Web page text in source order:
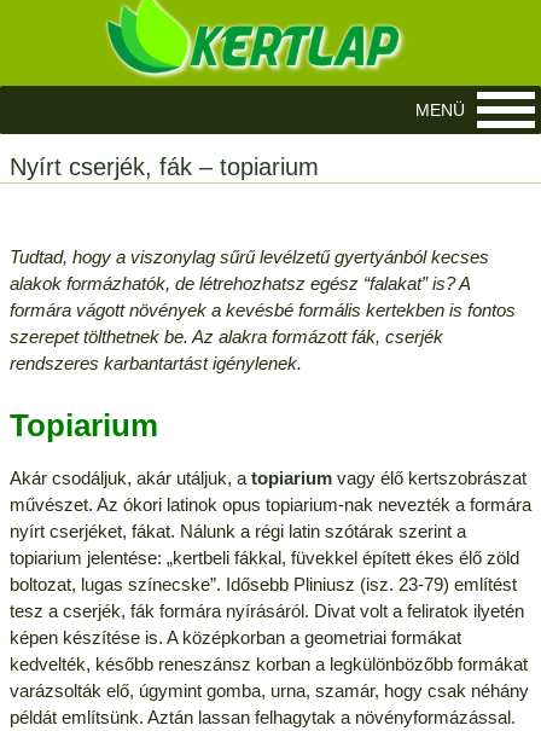
Nyírt cserjék, fák – topiarium
Tudtad, hogy a viszonylag sűrű levélzetű gyertyánból kecses
alakok formázhatók, de létrehozhatsz egész “falakat” is? A
formára vágott növények a kevésbé formális kertekben is fontos
szerepet tölthetnek be. Az alakra formázott fák, cserjék
rendszeres karbantartást igénylenek.
Topiarium
Akár csodáljuk, akár utáljuk, a topiariumvagy élő kertszobrászat
művészet. Az ókori latinok opus topiarium-nak nevezték a formára
nyírt cserjéket, fákat. Nálunk a régi latin szótárak szerint a
topiarium jelentése: „kertbeli fákkal, füvekkel épített ékes élő zöld
boltozat, lugas színecske”. Idősebb Pliniusz (isz. 23-79) említést
tesz a cserjék, fák formára nyírásáról. Divat volt a feliratok ilyetén
képen készítése is. A középkorban a geometriai formákat
kedvelték, később reneszánsz korban a legkülönbözőbb formákat
varázsolták elő, úgymint gomba, urna, szamár, hogy csak néhány
példát említsünk. Aztán lassan felhagytak a növényformázással.